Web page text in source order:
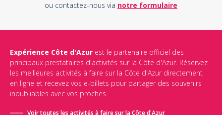
ou contactez-nous via notre formulaire
Expérience Côte d'Azur est le partenaire officiel des
principaux prestataires d'activités sur la Côte d'Azur. Réservez
les meilleures activités à faire sur la Côte d'Azur directement
en ligne et recevez vos e-billets pour partager des souvenirs
inoubliables avec vos proches.
Voir toutes les activités à faire sur la Côte d'Azur